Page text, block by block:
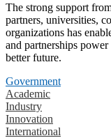
The strong support
partners, universities,
organizations has
and partnerships
better future.
Government
Academic
Industry
Innovation
International